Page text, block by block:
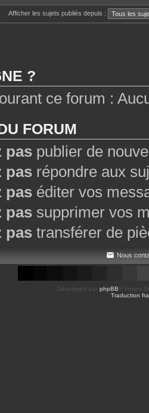
Afficher les sujets publiés depuis :
?
ce forum :
FORUM
pas publier de
pas répondre aux
pas éditer vos
pas supprimer vos
pas transférer de
Nous
Développé par phpBB ® Forum
Traduction